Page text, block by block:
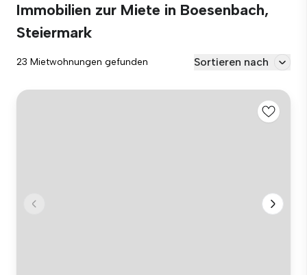
Immobilien zur Miete in Boesenbach,
Steiermark
23 Mietwohnungen gefunden Sortieren nach